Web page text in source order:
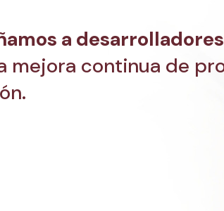
a
mejora continua de